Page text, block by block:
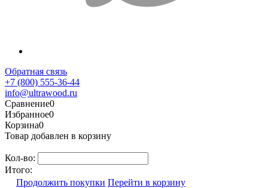
Обратная связь
+7 (800) 555-36-44
info@ultrawood.ru
Сравнение0
Избранное0
Корзина0
Товар добавлен в корзину
Кол-во:
Итого:
Продолжить покупки Перейти в корзину